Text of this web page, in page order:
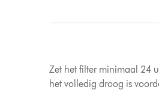
Zet het filter minimaal 24
het volledig droog is